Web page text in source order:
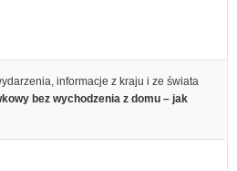
informacje z kraju i ze świata
bez wychodzenia z domu – jak